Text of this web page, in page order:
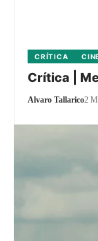
CRÍTICA
Crítica |
Alvaro Tallarico2